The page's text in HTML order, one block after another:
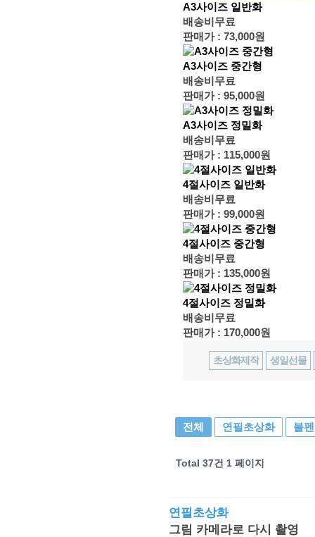
A3사이즈 일반화
배송비무료
판매가 : 73,000원
A3사이즈 중간형
배송비무료
판매가 : 95,000원
A3사이즈 정밀화
배송비무료
판매가 : 115,000원
4절사이즈 일반화
배송비무료
판매가 : 99,000원
4절사이즈 중간형
배송비무료
판매가 : 135,000원
4절사이즈 정밀화
배송비무료
판매가 : 170,000원
초상화제작 생일선물
전체 연필초상화 볼
Total 37건 1 페이지
연필초상화
그림 카메라로 다시 촬영